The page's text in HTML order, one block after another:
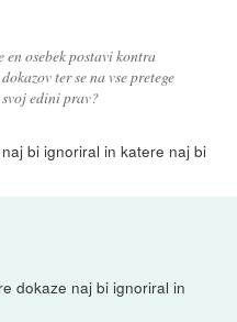
en osebek postavi kontra
ter se na vse pretege
edini prav?
bi ignoriral in katere naj bi
dokaze naj bi ignoriral in